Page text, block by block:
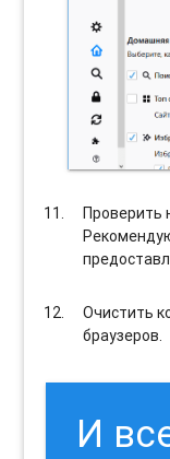
Проверить
Очистить
браузеров.
И